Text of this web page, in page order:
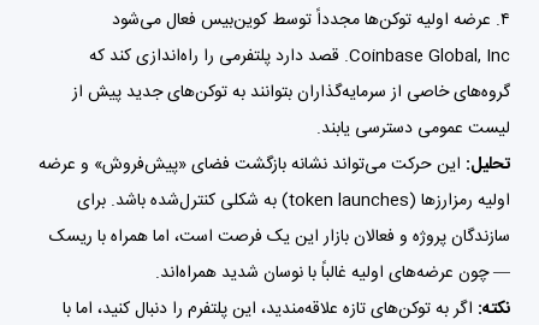
۴. عرضه اولیه توکن‌ها مجدداً توسط کوین‌بیس فعال می‌شود
Coinbase Global, Inc. قصد دارد پلتفرمی را راه‌اندازی کند که
گروه‌های خاصی از سرمایه‌گذاران بتوانند به توکن‌های جدید پیش از
لیست عمومی دسترسی یابند.
تحلیل: این حرکت می‌تواند نشانه بازگشت فضای «پیش‌فروش» و عرضه
اولیه رمزارزها (token launches) به شکلی کنترل‌شده باشد. برای
سازندگان پروژه و فعالان بازار این یک فرصت است، اما همراه با ریسک
— چون عرضه‌های اولیه غالباً با نوسان شدید همراه‌اند.
نکته: اگر به توکن‌های تازه علاقه‌مندید، این پلتفرم را دنبال کنید، اما با